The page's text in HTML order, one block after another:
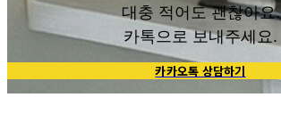
대충 적어도 괜찮아요.
카톡으로 보내주세요.
카카오톡 상담하기